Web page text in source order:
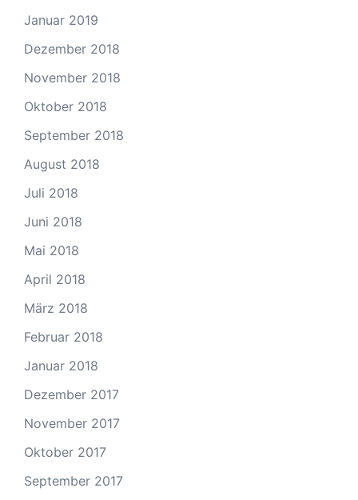
Januar 2019
Dezember 2018
November 2018
Oktober 2018
September 2018
August 2018
Juli 2018
Juni 2018
Mai 2018
April 2018
März 2018
Februar 2018
Januar 2018
Dezember 2017
November 2017
Oktober 2017
September 2017